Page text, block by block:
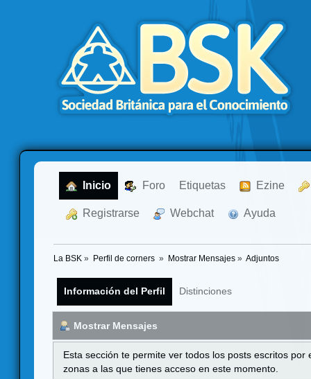
Inicio Foro Etiquetas Ezine
Registrarse Webchat Ayuda
La BSK » Perfil de corners » Mostrar Mensajes» Adjuntos
Información del Perfil Distinciones
Mostrar Mensajes
Esta sección te permite ver todos los posts escritos
zonas a las que tienes acceso en este momento.